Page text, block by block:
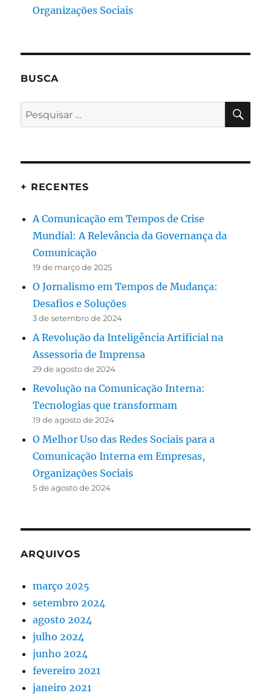
Organizações Sociais
BUSCA
Pesquisar
por:
+ RECENTES
A Comunicação em Tempos de Crise
Mundial: A Relevância da Governança da
Comunicação
19 de março de 2025
O Jornalismo em Tempos de Mudança:
Desafios e Soluções
3 de setembro de 2024
A Revolução da Inteligência Artificial na
Assessoria de Imprensa
29 de agosto de 2024
Revolução na Comunicação Interna:
Tecnologias que transformam
19 de agosto de 2024
O Melhor Uso das Redes Sociais para a
Comunicação Interna em Empresas,
Organizações Sociais
5 de agosto de 2024
ARQUIVOS
março 2025
setembro 2024
agosto 2024
julho 2024
junho 2024
fevereiro 2021
janeiro 2021